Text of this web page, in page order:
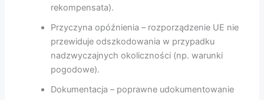
rekompensata).
Przyczyna opóźnienia – rozporządzenie UE nie
przewiduje odszkodowania w przypadku
nadzwyczajnych okoliczności (np. warunki
pogodowe).
Dokumentacja – poprawne udokumentowanie